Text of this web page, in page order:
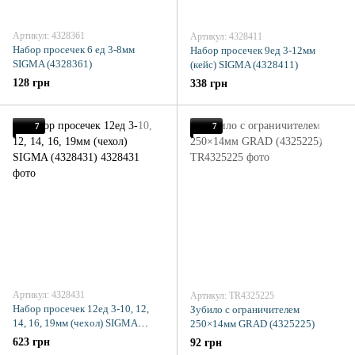
Артикул: 4328361
Набор просечек 6 ед 3-8мм
SIGMA (4328361)
128 грн
Артикул: 4328411
Набор просечек 9ед 3-12мм
(кейс) SIGMA (4328411)
338 грн
7
Артикул: 4328431
Набор просечек 12ед 3-10, 12,
14, 16, 19мм (чехол) SIGMA
(4328431)
623 грн
7
Артикул: TR4325225
Зубило с ограничителем
250×14мм GRAD (4325225)
92 грн